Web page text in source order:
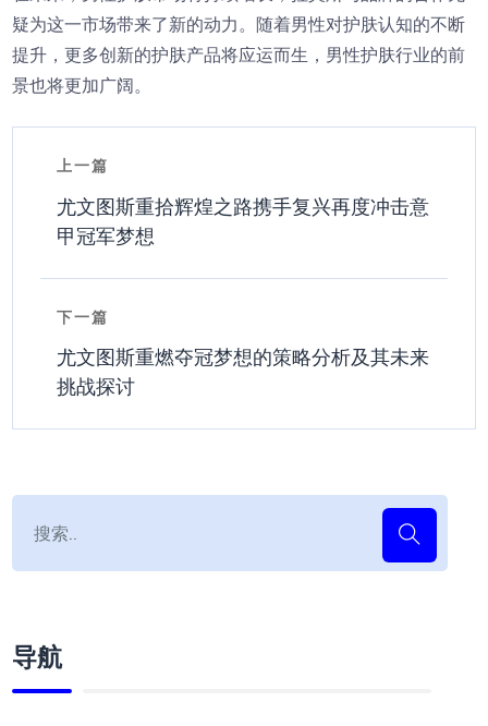
疑为这一市场带来了新的动力。随着男性对护肤认知的不断
提升，更多创新的护肤产品将应运而生，男性护肤行业的前
景也将更加广阔。
上一篇
尤文图斯重拾辉煌之路携手复兴再度冲击意
甲冠军梦想
下一篇
尤文图斯重燃夺冠梦想的策略分析及其未来
挑战探讨
导航